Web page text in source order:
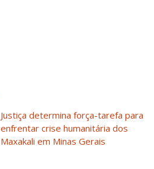
Justiça determina força-tarefa para
enfrentar crise humanitária dos
Maxakali em Minas Gerais